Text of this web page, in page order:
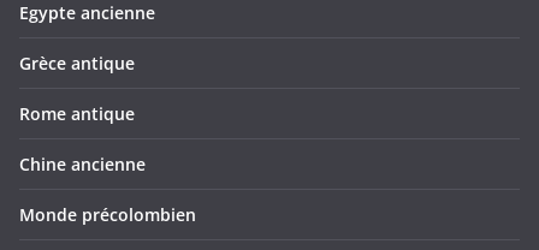
Egypte ancienne
Grèce antique
Rome antique
Chine ancienne
Monde précolombien